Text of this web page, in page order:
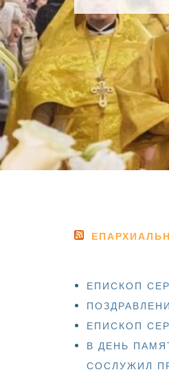
ЕПИСКОП
ЕПИСКОП
В ДЕНЬ
СОСЛУЖИЛ